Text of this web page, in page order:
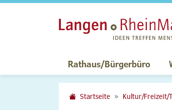
Rathaus/Bürgerbüro
Startseite Kultur/Freizeit/